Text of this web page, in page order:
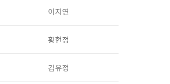
이지연
황현정
김유정